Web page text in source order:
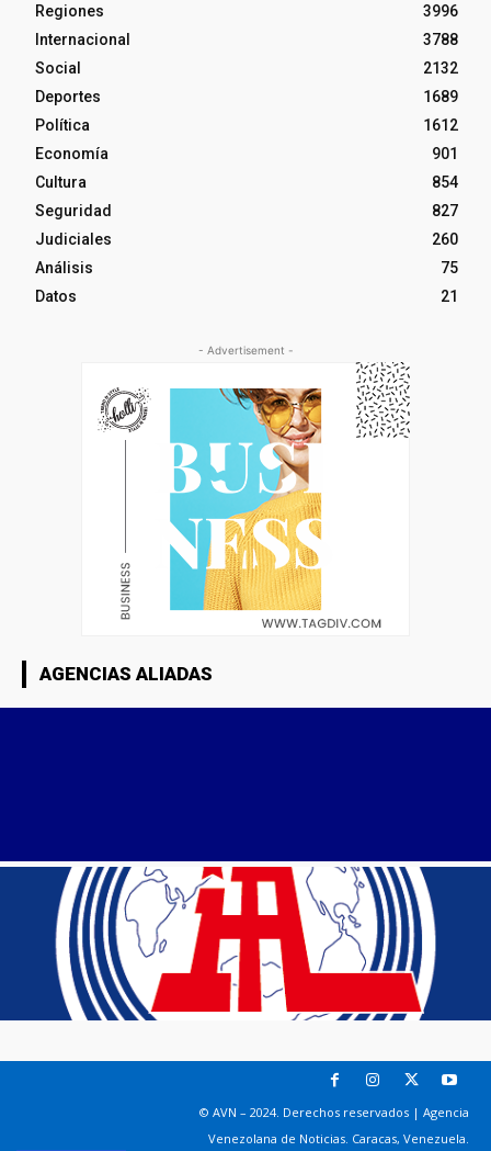
Regiones
3996
Internacional
3788
Social
2132
Deportes
1689
Política
1612
Economía
901
Cultura
854
Seguridad
827
Judiciales
260
Análisis
75
Datos
21
- Advertisement -
AGENCIAS ALIADAS
© AVN – 2024. Derechos reservados | Agencia
Venezolana de Noticias. Caracas, Venezuela.